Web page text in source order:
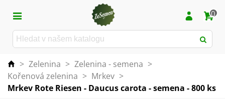
0
> Zelenina > Zelenina - semena >
Kořenová zelenina > Mrkev >
Mrkev Rote Riesen - Daucus carota - semena - 800 ks